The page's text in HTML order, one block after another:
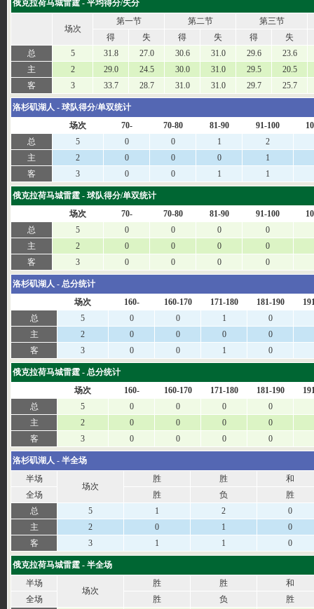
俄克拉荷马城雷霆 - 平均得分/失分
场次
第一节 第二节
第三节
得
失 得 失 得
失
总
5 31.8 27.0 30.6 31.0 29.6
23.6
主
2 29.0 24.5 30.0 31.0 29.5
20.5
客
3 33.7 28.7 31.0 31.0 29.7 25.7
洛杉矶湖人 - 球队得分/单双统计
场次
70- 70-80 81-90 91-100
总
5 0 0 1
2
主
2 0 0 0
1
客
3 0 0 1 1
俄克拉荷马城雷霆 - 球队得分/单双统计
场次
70- 70-80 81-90 91-100
总
5 0 0 0
0
主
2 0 0 0
0
客
3 0 0 0 0
洛杉矶湖人 - 总分统计
场次
160- 160-170 171-180 181-190
总
5 0 0 1
0
主
2 0 0 0
0
客
3 0 0 1 0
俄克拉荷马城雷霆 - 总分统计
场次
160- 160-170 171-180 181-190
总
5 0 0 0
0
主
2 0 0 0
0
客
3 0 0 0 0
洛杉矶湖人 - 半全场
半场
场次
胜 胜
和
全场
胜 负
胜
总
5 1 2
0
主
2 0 1
0
客
3 1 1 0
俄克拉荷马城雷霆 - 半全场
半场
场次
胜 胜
和
全场
胜 负
胜